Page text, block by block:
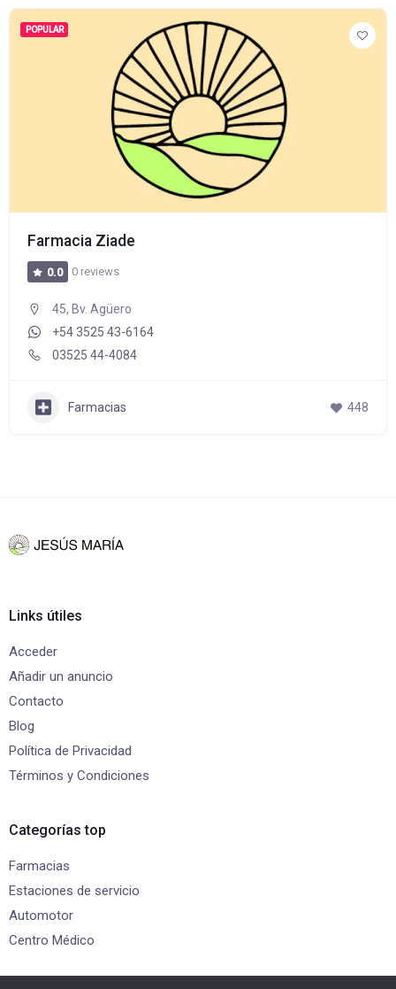
POPULAR
Farmacia Ziade
0.0 0 reviews
45, Bv. Agüero
+54 3525 43-6164
03525 44-4084
Farmacias 448
Links útiles
Acceder
Añadir un anuncio
Contacto
Blog
Política de Privacidad
Términos y Condiciones
Categorías top
Farmacias
Estaciones de servicio
Automotor
Centro Médico